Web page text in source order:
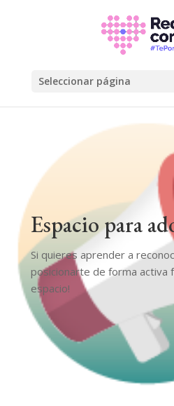
Seleccionar página
Espacio para
Si quieres aprender a
posicionarte de forma activa
espacio!